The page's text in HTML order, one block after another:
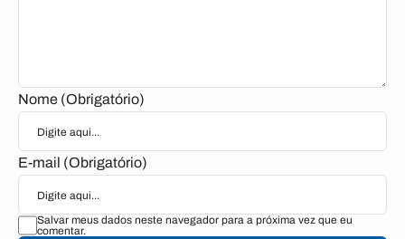
Nome (Obrigatório)
E-mail (Obrigatório)
Salvar meus dados neste navegador para a próxima vez que eu
comentar.